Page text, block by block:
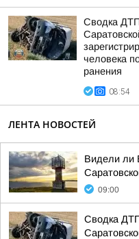
Сводка
человека
ранения
08:54
ЛЕНТА НОВОСТЕЙ
Видели ли
09:00
Сводка